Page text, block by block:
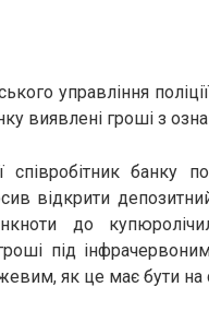
управління
виявлені гроші з
співробітник банку
відкрити
до
під
як це має бути на